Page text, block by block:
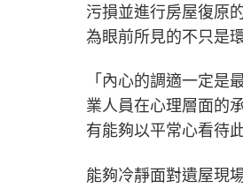
污損並進行房屋復原
為眼前所見的不只是
「內心的調適一定
業人員在心理層面的
有能夠以平常心看待
能夠冷靜面對遺屋現